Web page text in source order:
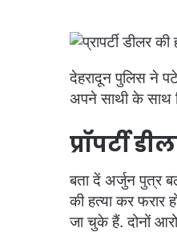
देहरादून पुलिस ने
अपने साथी के साथ
प्रॉपर्टी
बता दें अर्जुन पुत्र
की हत्या कर फरार
जा चुके हैं. दोनों